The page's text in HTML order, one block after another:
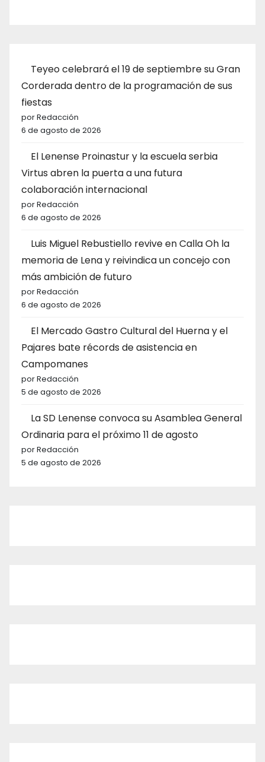
Teyeo celebrará el 19 de septiembre su Gran
Corderada dentro de la programación de sus
fiestas
por Redacción
6 de agosto de 2026
El Lenense Proinastur y la escuela serbia
Virtus abren la puerta a una futura
colaboración internacional
por Redacción
6 de agosto de 2026
Luis Miguel Rebustiello revive en Calla Oh la
memoria de Lena y reivindica un concejo con
más ambición de futuro
por Redacción
6 de agosto de 2026
El Mercado Gastro Cultural del Huerna y el
Pajares bate récords de asistencia en
Campomanes
por Redacción
5 de agosto de 2026
La SD Lenense convoca su Asamblea General
Ordinaria para el próximo 11 de agosto
por Redacción
5 de agosto de 2026